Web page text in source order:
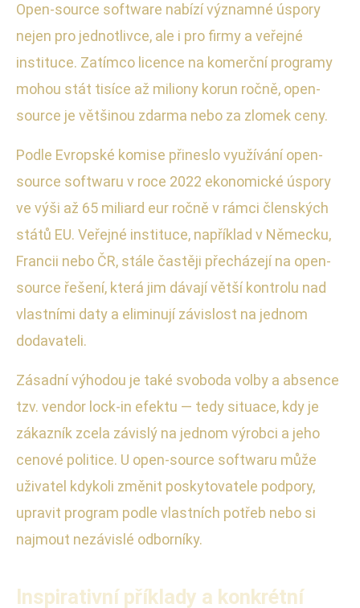
Open-source software nabízí významné úspory
nejen pro jednotlivce, ale i pro firmy a veřejné
instituce. Zatímco licence na komerční programy
mohou stát tisíce až miliony korun ročně, open-
source je většinou zdarma nebo za zlomek ceny.
Podle Evropské komise přineslo využívání open-
source softwaru v roce 2022 ekonomické úspory
ve výši až 65 miliard eur ročně v rámci členských
států EU. Veřejné instituce, například v Německu,
Francii nebo ČR, stále častěji přecházejí na open-
source řešení, která jim dávají větší kontrolu nad
vlastními daty a eliminují závislost na jednom
dodavateli.
Zásadní výhodou je také svoboda volby a absence
tzv. vendor lock-in efektu — tedy situace, kdy je
zákazník zcela závislý na jednom výrobci a jeho
cenové politice. U open-source softwaru může
uživatel kdykoli změnit poskytovatele podpory,
upravit program podle vlastních potřeb nebo si
najmout nezávislé odborníky.
Inspirativní příklady a konkrétní